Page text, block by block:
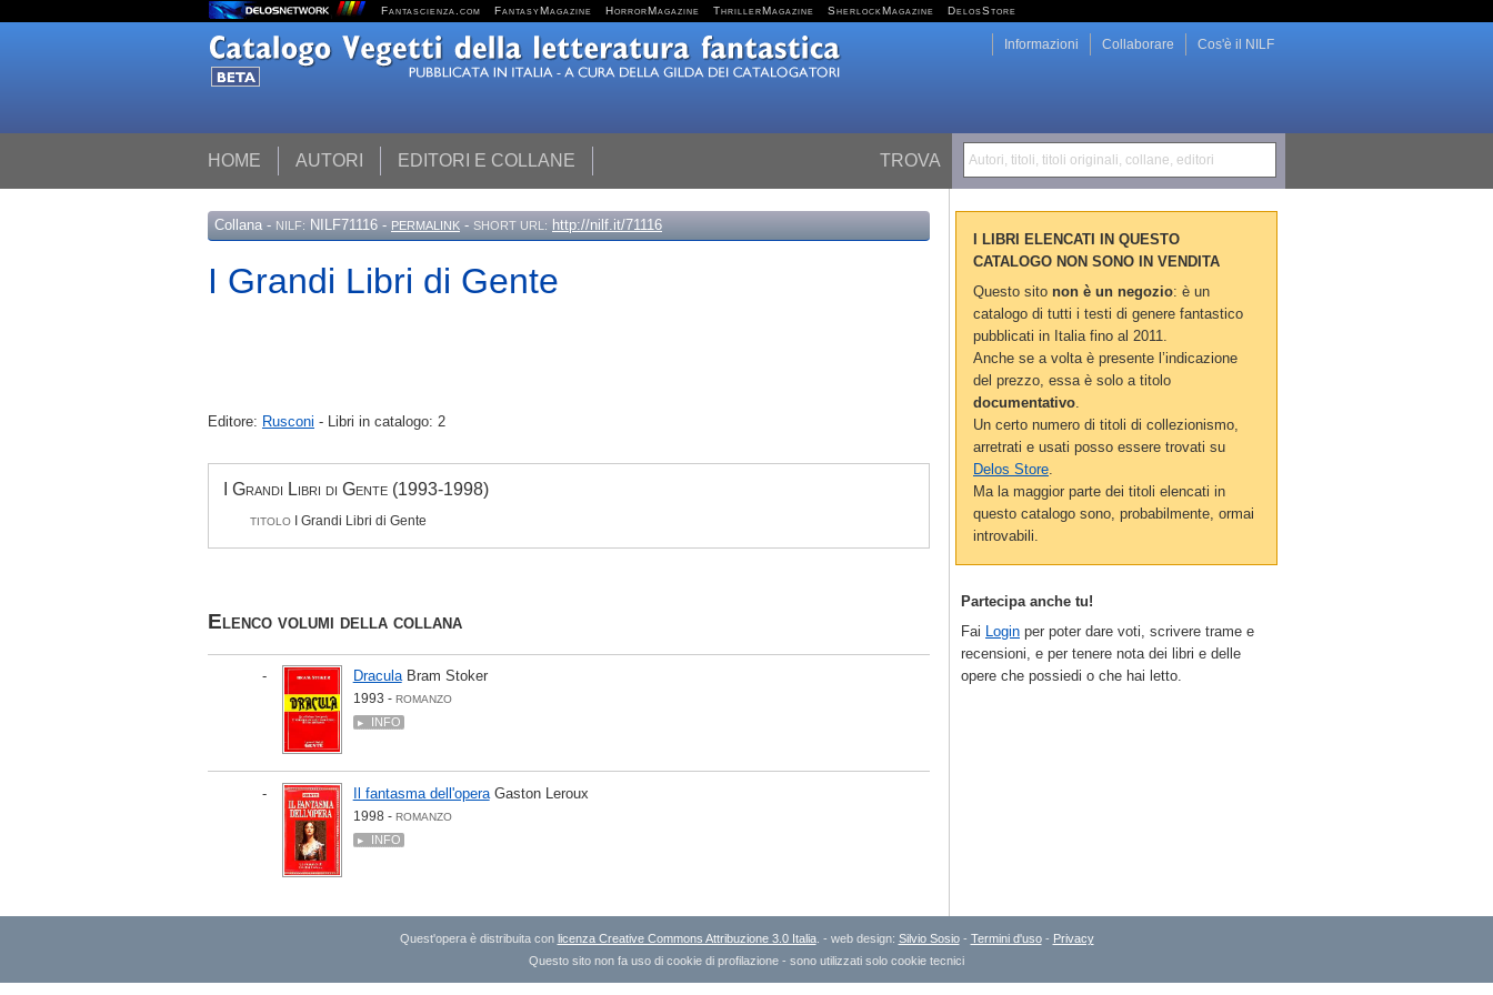
Fantascienza.com FantasyMagazine HorrorMagazine ThrillerMagazine SherlockMagazine DelosStore
TROVA Autori, titoli, titoli originali, collane, editori
HOME AUTORI EDITORI E COLLANE
Cos'è il NILF
Collaborare
Informazioni
Collana - NILF: NILF71116 - PERMALINK - SHORT URL: http://nilf.it/71116
I Grandi Libri di Gente
Editore: Rusconi - Libri in catalogo: 2
I Grandi Libri di Gente (1993-1998)
TITOLO I Grandi Libri di Gente
Elenco volumi della collana
- Dracula Bram Stoker
1993 - ROMANZO
INFO
- Il fantasma dell'opera Gaston Leroux
1998 - ROMANZO
INFO
I LIBRI ELENCATI IN QUESTO
CATALOGO NON SONO IN VENDITA
Questo sito non è un negozio: è un
catalogo di tutti i testi di genere fantastico
pubblicati in Italia fino al 2011.
Anche se a volta è presente l’indicazione
del prezzo, essa è solo a titolo
documentativo
Un certo numero di titoli di collezionismo,
arretrati e usati posso essere trovati su
Delos Store
Ma la maggior parte dei titoli elencati in
questo catalogo sono, probabilmente, ormai
introvabili.
Partecipa anche tu!
Fai Login per poter dare voti, scrivere trame e
recensioni, e per tenere nota dei libri e delle
opere che possiedi o che hai letto.
Quest'opera è distribuita con licenza Creative Commons Attribuzione 3.0 Italia. - web design: Silvio Sosio- Termini d'uso- Privacy
Questo sito non fa uso di cookie di profilazione - sono utilizzati solo cookie tecnici